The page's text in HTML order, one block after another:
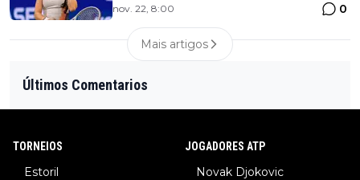
nov. 22, 8:00 0
Mais artigos
Últimos Comentarios
TORNEIOS
Estoril
JOGADORES ATP
Novak Djokovic